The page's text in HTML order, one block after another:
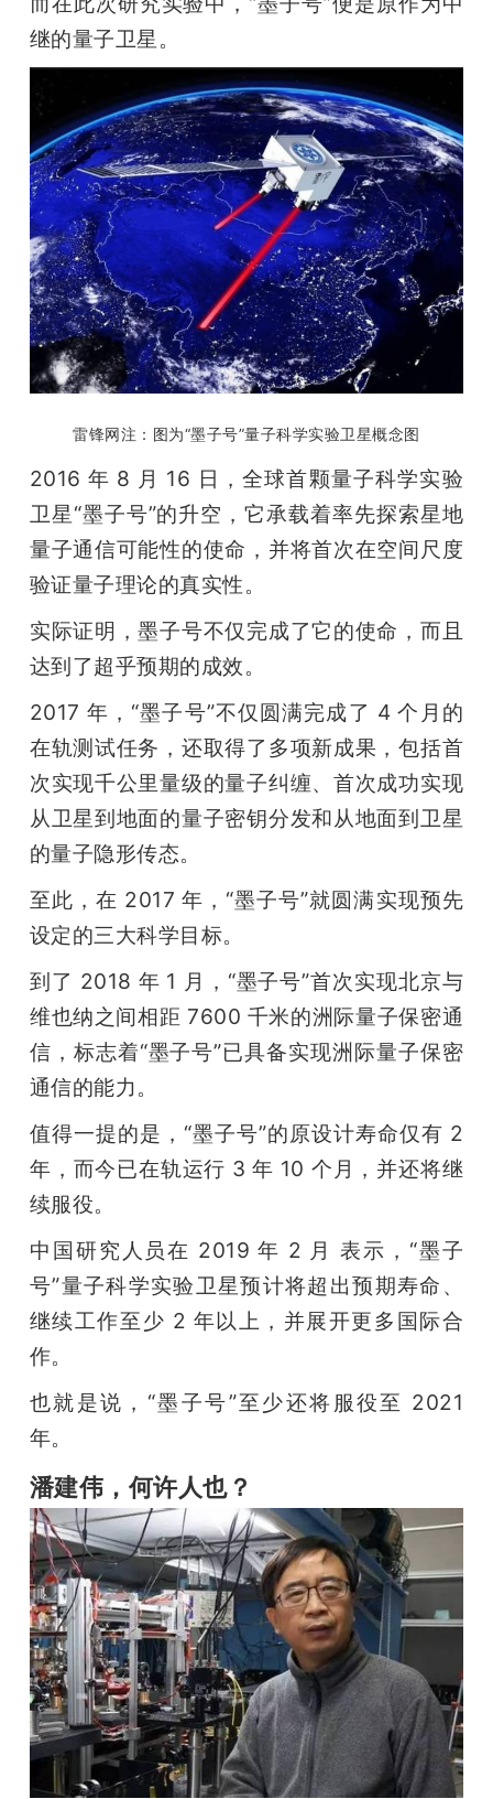
继的量子卫星。
雷锋网注：图为“墨子号”量子科学实验卫星概念图
2016 年 8 月 16 日，全球首颗量子科学实验
卫星“墨子号”的升空，它承载着率先探索星地
量子通信可能性的使命，并将首次在空间尺度
验证量子理论的真实性。
实际证明，墨子号不仅完成了它的使命，而且
达到了超乎预期的成效。
2017 年，“墨子号”不仅圆满完成了 4 个月的
在轨测试任务，还取得了多项新成果，包括首
次实现千公里量级的量子纠缠、首次成功实现
从卫星到地面的量子密钥分发和从地面到卫星
的量子隐形传态。
至此，在 2017 年，“墨子号”就圆满实现预先
设定的三大科学目标。
到了 2018 年 1 月，“墨子号”首次实现北京与
维也纳之间相距 7600 千米的洲际量子保密通
信，标志着“墨子号”已具备实现洲际量子保密
通信的能力。
值得一提的是，“墨子号”的原设计寿命仅有 2
年，而今已在轨运行 3 年 10 个月，并还将继
续服役。
中国研究人员在 2019 年 2 月 表示，“墨子
号”量子科学实验卫星预计将超出预期寿命、
继续工作至少 2 年以上，并展开更多国际合
作。
也就是说，“墨子号”至少还将服役至 2021
年。
潘建伟，何许人也？